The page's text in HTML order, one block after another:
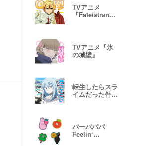
TVアニメ
『Fate/strange
TVアニメ『氷
の城壁』
転生したらスラ
イムだった件
バーバパパ
Feelin‘